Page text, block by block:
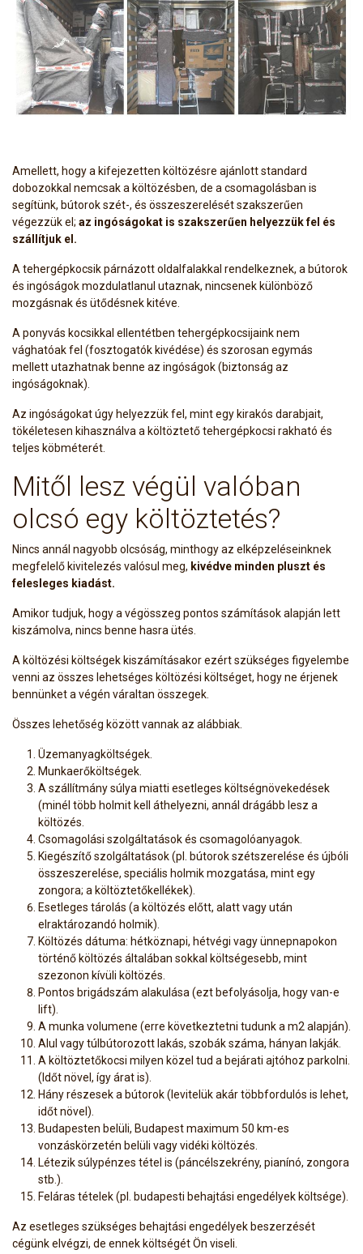
Amellett, hogy a kifejezetten költözésre ajánlott standard
dobozokkal nemcsak a költözésben, de a csomagolásban is
segítünk, bútorok szét-, és összeszerelését szakszerűen
végezzük el; az ingóságokat is szakszerűen helyezzük fel és
szállítjuk el.
A tehergépkocsik párnázott oldalfalakkal rendelkeznek, a bútorok
és ingóságok mozdulatlanul utaznak, nincsenek különböző
mozgásnak és ütődésnek kitéve.
A ponyvás kocsikkal ellentétben tehergépkocsijaink nem
vághatóak fel (fosztogatók kivédése) és szorosan egymás
mellett utazhatnak benne az ingóságok (biztonság az
ingóságoknak).
Az ingóságokat úgy helyezzük fel, mint egy kirakós darabjait,
tökéletesen kihasználva a költöztető tehergépkocsi rakható és
teljes köbméterét.
Mitől lesz végül valóban
olcsó egy költöztetés?
Nincs annál nagyobb olcsóság, minthogy az elképzeléseinknek
megfelelő kivitelezés valósul meg, kivédve minden pluszt és
felesleges kiadást.
Amikor tudjuk, hogy a végösszeg pontos számítások alapján lett
kiszámolva, nincs benne hasra ütés.
A költözési költségek kiszámításakor ezért szükséges figyelembe
venni az összes lehetséges költözési költséget, hogy ne érjenek
bennünket a végén váraltan összegek.
Összes lehetőség között vannak az alábbiak.
Üzemanyagköltségek.
Munkaerőköltségek.
A szállítmány súlya miatti esetleges költségnövekedések
(minél több holmit kell áthelyezni, annál drágább lesz a
költözés.
Csomagolási szolgáltatások és csomagolóanyagok.
Kiegészítő szolgáltatások (pl. bútorok szétszerelése és újbóli
összeszerelése, speciális holmik mozgatása, mint egy
zongora; a költöztetőkellékek).
Esetleges tárolás (a költözés előtt, alatt vagy után
elraktározandó holmik).
Költözés dátuma: hétköznapi, hétvégi vagy ünnepnapokon
történő költözés általában sokkal költségesebb, mint
szezonon kívüli költözés.
Pontos brigádszám alakulása (ezt befolyásolja, hogy van-e
lift).
A munka volumene (erre következtetni tudunk a m2 alapján).
Alul vagy túlbútorozott lakás, szobák száma, hányan lakják.
A költöztetőkocsi milyen közel tud a bejárati ajtóhoz parkolni.
(Időt növel, így árat is).
Hány részesek a bútorok (levitelük akár többfordulós is lehet,
időt növel).
Budapesten belüli, Budapest maximum 50 km-es
vonzáskörzetén belüli vagy vidéki költözés.
Létezik súlypénzes tétel is (páncélszekrény, pianínó, zongora
stb.).
Feláras tételek (pl. budapesti behajtási engedélyek költsége).
Az esetleges szükséges behajtási engedélyek beszerzését
cégünk elvégzi, de ennek költségét Ön viseli.